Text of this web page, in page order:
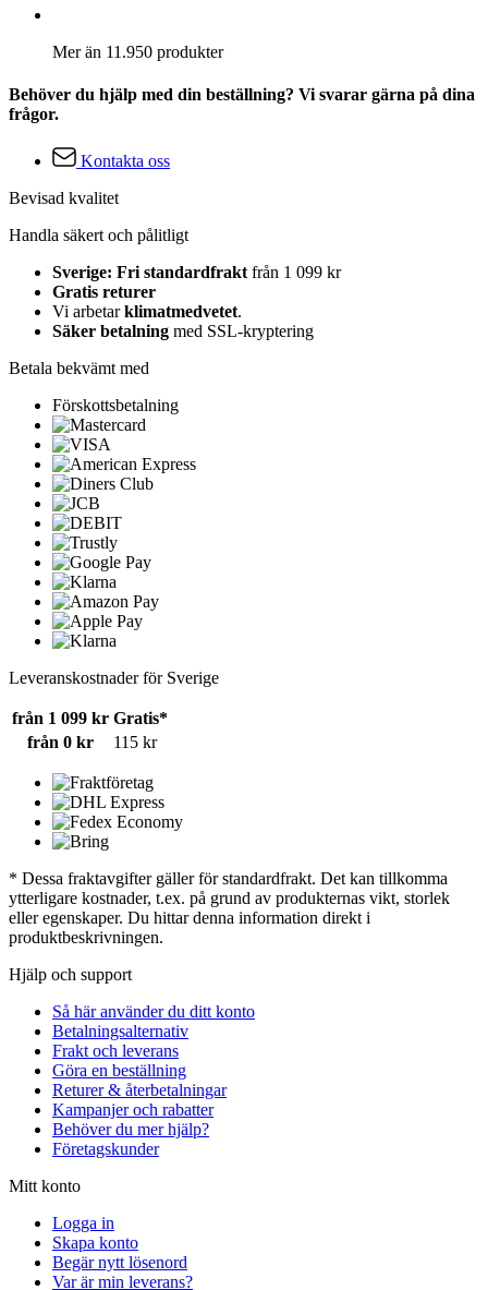
Mer än 11.950 produkter
Behöver du hjälp med din beställning? Vi svarar gärna på dina
frågor.
Kontakta oss
Bevisad kvalitet
Handla säkert och pålitligt
Sverige: Fri standardfrakt från 1 099 kr
Gratis returer
Vi arbetarklimatmedvetet.
Säker betalning med SSL-kryptering
Betala bekvämt med
Förskottsbetalning
Leveranskostnader för Sverige
från 1 099 kr Gratis*
från 0 kr
115 kr
* Dessa fraktavgifter gäller för standardfrakt. Det kan tillkomma
ytterligare kostnader, t.ex. på grund av produkternas vikt, storlek
eller egenskaper. Du hittar denna information direkt i
produktbeskrivningen.
Hjälp och support
Så här använder du ditt konto
Betalningsalternativ
Frakt och leverans
Göra en beställning
Returer & återbetalningar
Kampanjer och rabatter
Behöver du mer hjälp?
Företagskunder
Mitt konto
Logga in
Skapa konto
Begär nytt lösenord
Var är min leverans?